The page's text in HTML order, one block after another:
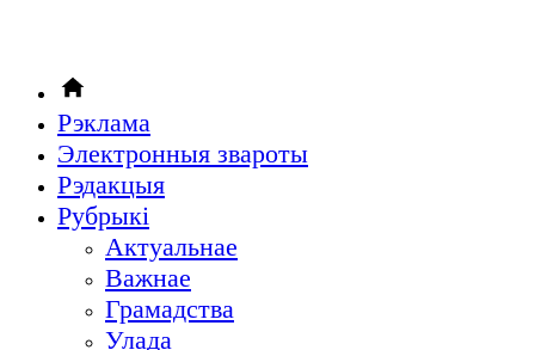
Рэклама
Электронныя звароты
Рэдакцыя
Рубрыкi
Актуальнае
Важнае
Грамадства
Улада